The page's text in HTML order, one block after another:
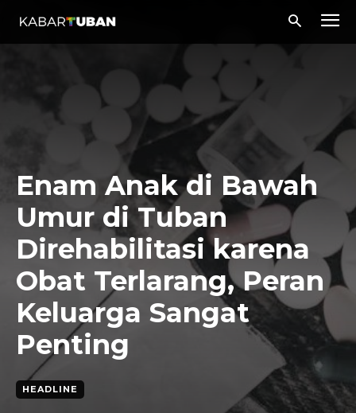
Enam Anak di Bawah
Umur di Tuban
Direhabilitasi karena
Obat Terlarang, Peran
Keluarga Sangat
Penting
HEADLINE